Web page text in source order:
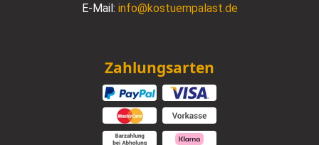
E-Mail: info@kostuempalast.de
Zahlungsarten